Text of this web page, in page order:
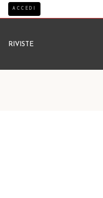
ACCEDI
RIVISTE